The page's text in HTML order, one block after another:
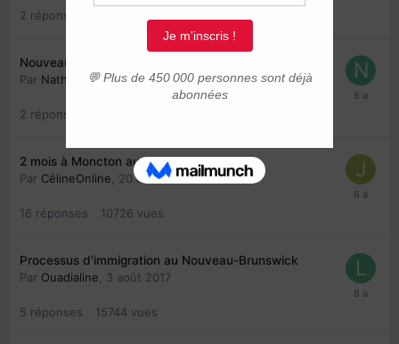
2 réponses
Nouveau-Brunswick
Par Nathy07 ,7 avril 2019
2 réponses
2 mois à Moncton au Nouveau-Brunswick
Par CélineOnline 20 octobre 2018
16 réponses 10726 vues
Processus d'immigration au Nouveau-Brunswick
Par Ouadialine 3 août 2017
5 réponses 15744 vues